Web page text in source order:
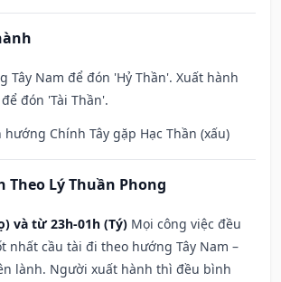
Tây Nam để đón 'Hỷ Thần'. Xuất hành
đón 'Tài Thần'.
Chính Tây gặp Hạc Thần (xấu)
Theo Lý Thuần Phong
và từ 23h-01h (Tý) Mọi công việc đều
nhất cầu tài đi theo hướng Tây Nam –
lành. Người xuất hành thì đều bình